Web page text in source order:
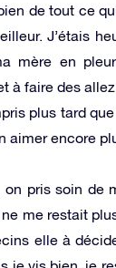
de tout ce
J’étais
mère en
à faire des
plus tard
encore
pris soin de
me restait
elle à